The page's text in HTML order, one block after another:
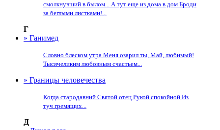
смолкнувший в былом... А тут еще из дома в дом Броди
за беглыми листками!...
Г
» Ганимед
Словно блеском утра Меня озарил ты, Май, любимый!
Тысячеликим любовным счастьем...
» Границы человечества
Когда стародавний Святой отец Рукой спокойной Из
туч гремящих...
Д